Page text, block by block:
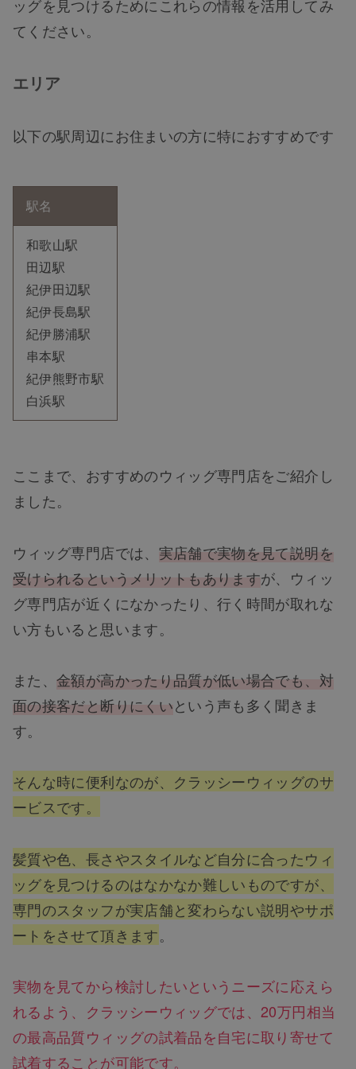
ッグを見つけるためにこれらの情報を活用してみ
てください。
エリア
以下の駅周辺にお住まいの方に特におすすめです
駅名
和歌山駅
田辺駅
紀伊田辺駅
紀伊長島駅
紀伊勝浦駅
串本駅
紀伊熊野市駅
白浜駅
ここまで、おすすめのウィッグ専門店をご紹介し
ました。
ウィッグ専門店では、 実店舗で実物を見て説明を
受けられるというメリットもありますが、ウィッ
グ専門店が近くになかったり、行く時間が取れな
い方もいると思います。
また、金額が高かったり品質が低い場合でも、対
面の接客だと断りにくいという声も多く聞きま
す。
そんな時に便利なのが、クラッシーウィッグのサ
ービスです。
髪質や色、長さやスタイルなど自分に合ったウィ
ッグを見つけるのはなかなか難しいものですが、
専門のスタッフが実店舗と変わらない説明やサポ
ートをさせて頂きます。
実物を見てから検討したいというニーズに応えら
れるよう、クラッシーウィッグでは、20万円相当
の最高品質ウィッグの試着品を自宅に取り寄せて
試着することが可能です。